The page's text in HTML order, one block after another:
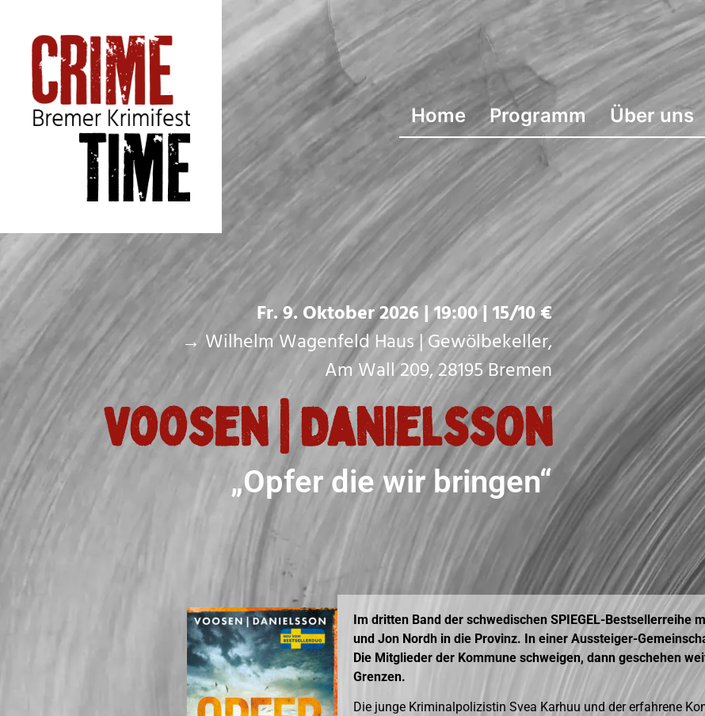
Home Programm Über uns
Fr. 9. Oktober 2026 | 19:00 | 15/10 €
→ Wilhelm Wagenfeld Haus | Gewölbekeller,
Am Wall 209, 28195 Bremen
Voosen | Danielsson
„Opfer die wir bringen“
Im dritten Band der schwedischen SPIEGEL-Bestsellerreihe
und Jon Nordh in die Provinz. In einer Aussteiger-
Die Mitglieder der Kommune schweigen, dann geschehen
Grenzen.
Die junge Kriminalpolizistin Svea Karhuu und der erfahrene